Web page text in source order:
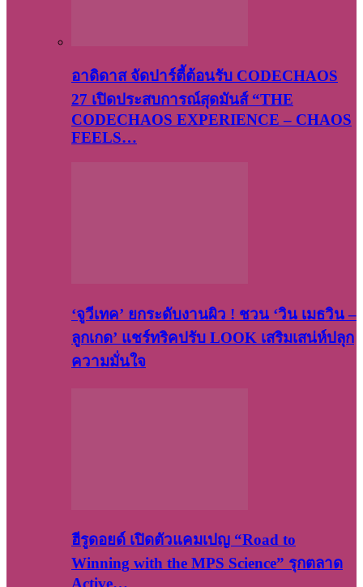
อาดิดาส จัดปาร์ตี้ต้อนรับ CODECHAOS
27 เปิดประสบการณ์สุดมันส์ “THE
CODECHAOS EXPERIENCE – CHAOS
FEELS…
‘จูวีเทค’ ยกระดับงานผิว ! ชวน ‘วิน เมธวิน –
ลูกเกด’ แชร์ทริคปรับ LOOK เสริมเสน่ห์ปลุก
ความมั่นใจ
ฮีรูดอยด์ เปิดตัวแคมเปญ “Road to
Winning with the MPS Science” รุกตลาด